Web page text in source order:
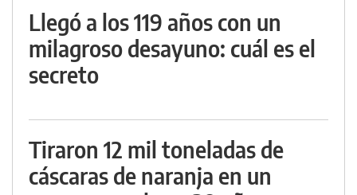
Llegó a los 119 años con un
milagroso desayuno: cuál es el
secreto
Tiraron 12 mil toneladas de
cáscaras de naranja en un